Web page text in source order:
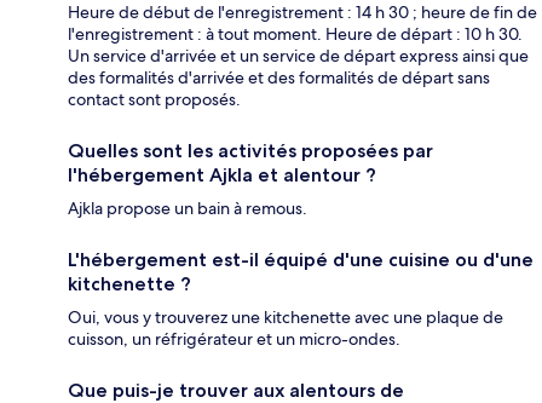
Heure de début de l'enregistrement : 14 h 30 ; heure de fin de
l'enregistrement : à tout moment. Heure de départ : 10 h 30.
Un service d'arrivée et un service de départ express ainsi que
des formalités d'arrivée et des formalités de départ sans
contact sont proposés.
Quelles sont les activités proposées par
l'hébergement Ajkla et alentour ?
Ajkla propose un bain à remous.
L'hébergement est-il équipé d'une cuisine ou d'une
kitchenette ?
Oui, vous y trouverez une kitchenette avec une plaque de
cuisson, un réfrigérateur et un micro-ondes.
Que puis-je trouver aux alentours de